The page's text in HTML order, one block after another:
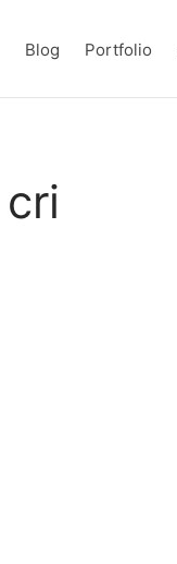
Blog Portfolio
cri